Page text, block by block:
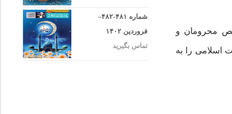
محرومان و
اسلامی را به
شماره ۴۸۱-۴۸۲–
فروردین ۱۴۰۲
تماس بگیرید